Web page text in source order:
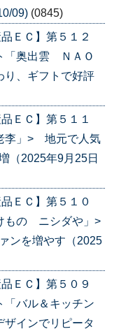
09) (0845)
ＥＣ】第５１２
「奥出雲 ＮＡＯ
、ギフトで好評
ＥＣ】第５１１
李」> 地元で人気
（2025年9月25日
ＥＣ】第５１０
もの ニシダや」>
ンを増やす（2025
ＥＣ】第５０９
バル＆キッチン
インでリピータ